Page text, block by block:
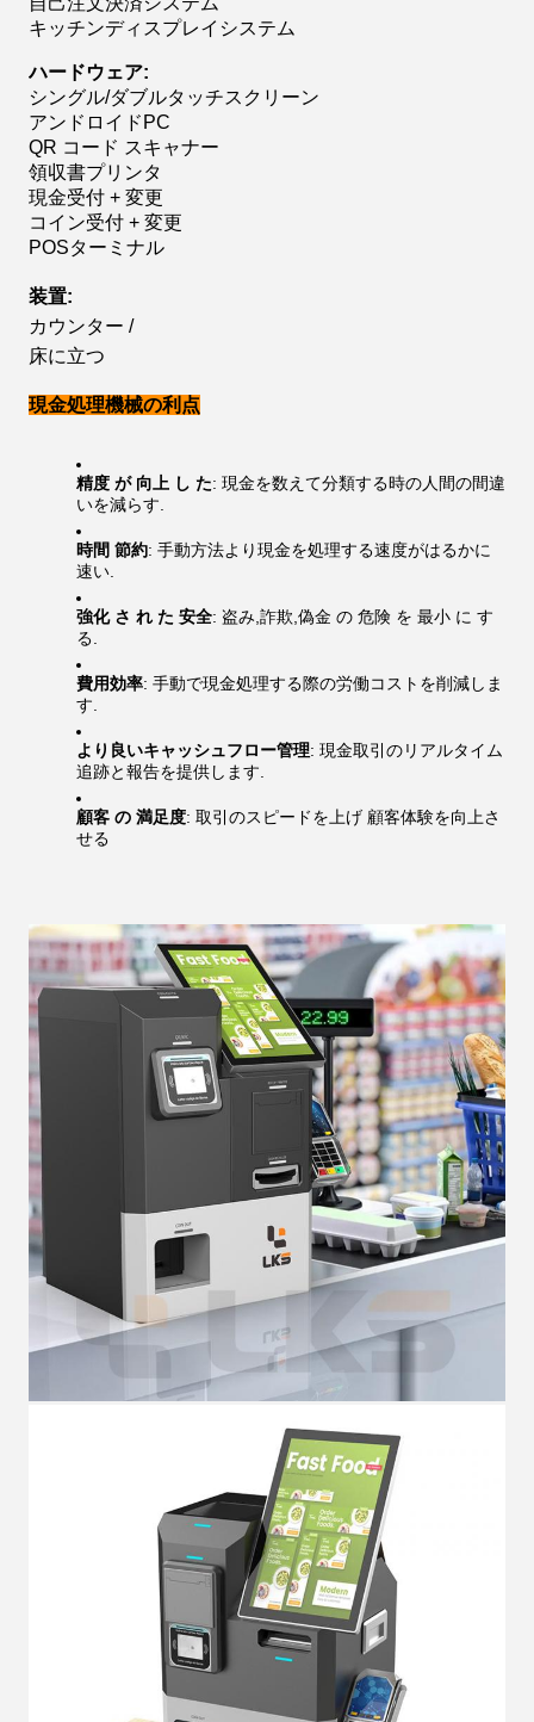
キッチンディスプレイシステム
ハードウェア:
シングル/ダブルタッチスクリーン
アンドロイドPC
QR コード スキャナー
領収書プリンタ
現金受付 + 変更
コイン受付 + 変更
POSターミナル
装置:
カウンター /
床に立つ
現金処理機械の利点
精度 が 向上 し た: 現金を数えて分類する時の人間の間違
いを減らす.
時間 節約: 手動方法より現金を処理する速度がはるかに
速い.
強化 さ れ た 安全: 盗み,詐欺,偽金 の 危険 を 最小 に す
る.
費用効率: 手動で現金処理する際の労働コストを削減しま
す.
より良いキャッシュフロー管理: 現金取引のリアルタイム
追跡と報告を提供します.
顧客 の 満足度: 取引のスピードを上げ 顧客体験を向上さ
せる